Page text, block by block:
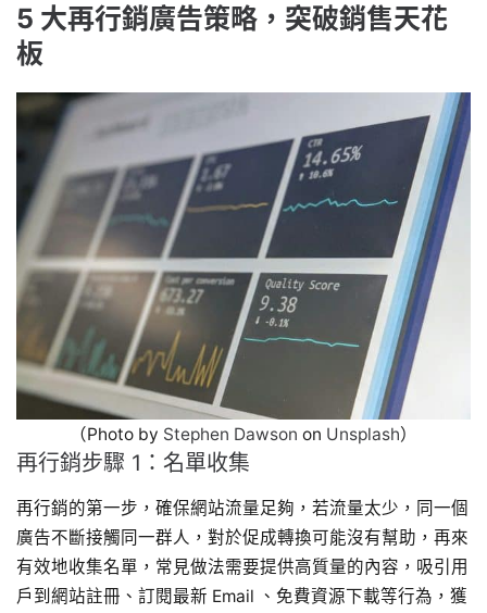
5 大再行銷廣告策略，突破銷售天花
板
（Photo by Stephen Dawson on Unsplash）
再行銷步驟 1：名單收集
再行銷的第一步，確保網站流量足夠，若流量太少，同一個
廣告不斷接觸同一群人，對於促成轉換可能沒有幫助，再來
有效地收集名單，常見做法需要提供高質量的內容，吸引用
戶到網站註冊、訂閱最新 Email 、免費資源下載等行為，獲